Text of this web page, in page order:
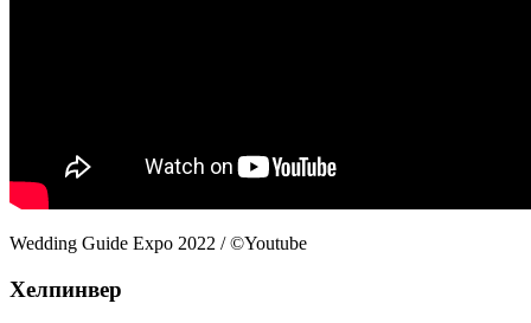
Wedding Guide Expo 2022 / ©Youtube
Хелпинвер